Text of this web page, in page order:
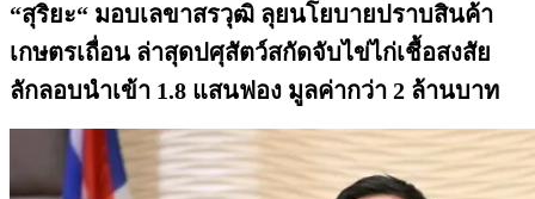
“สุริยะ“ มอบเลขาสรวุฒิ ลุยนโยบายปราบสินค้า
เกษตรเถื่อน ล่าสุดปศุสัตว์สกัดจับไข่ไก่เชื้อสงสัย
ลักลอบนำเข้า 1.8 แสนฟอง มูลค่ากว่า 2 ล้านบาท